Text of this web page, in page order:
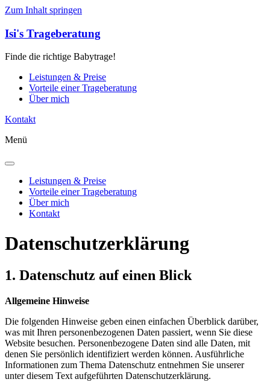
Zum Inhalt springen
Isi's Trageberatung
Finde die richtige Babytrage!
Leistungen & Preise
Vorteile einer Trageberatung
Über mich
Kontakt
Menü
Leistungen & Preise
Vorteile einer Trageberatung
Über mich
Kontakt
Datenschutzerklärung
1. Datenschutz auf einen Blick
Allgemeine Hinweise
Die folgenden Hinweise geben einen einfachen Überblick darüber,
was mit Ihren personenbezogenen Daten passiert, wenn Sie diese
Website besuchen. Personenbezogene Daten sind alle Daten, mit
denen Sie persönlich identifiziert werden können. Ausführliche
Informationen zum Thema Datenschutz entnehmen Sie unserer
unter diesem Text aufgeführten Datenschutzerklärung.